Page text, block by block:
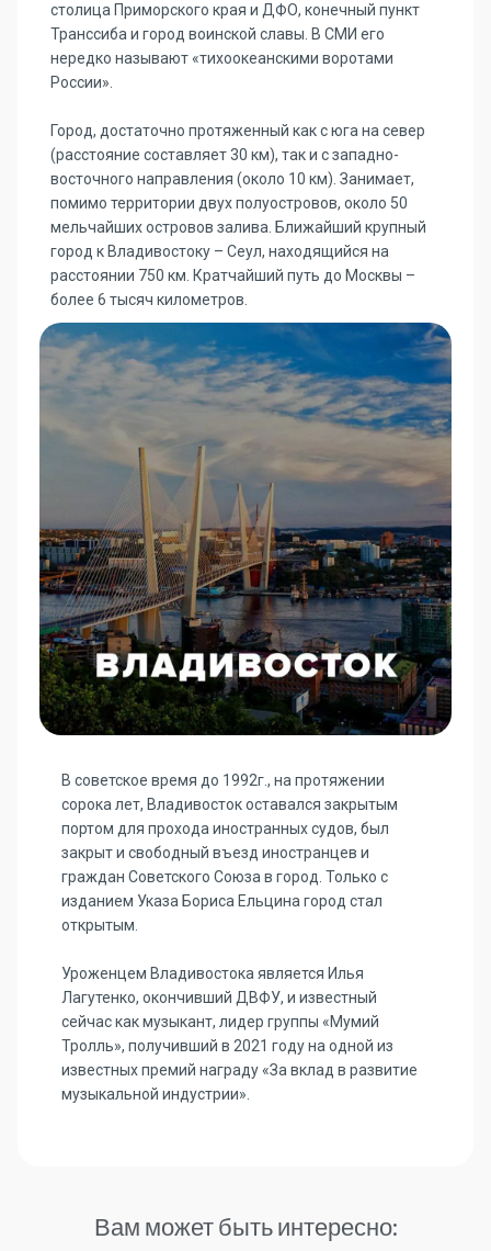
столица Приморского края и ДФО, конечный пункт
Транссиба и город воинской славы. В СМИ его
нередко называют «тихоокеанскими воротами
России».
Город, достаточно протяженный как с юга на север
(расстояние составляет 30 км), так и с западно-
восточного направления (около 10 км). Занимает,
помимо территории двух полуостровов, около 50
мельчайших островов залива. Ближайший крупный
город к Владивостоку – Сеул, находящийся на
расстоянии 750 км. Кратчайший путь до Москвы –
более 6 тысяч километров.
В советское время до 1992г., на протяжении
сорока лет, Владивосток оставался закрытым
портом для прохода иностранных судов, был
закрыт и свободный въезд иностранцев и
граждан Советского Союза в город. Только с
изданием Указа Бориса Ельцина город стал
открытым.
Уроженцем Владивостока является Илья
Лагутенко, окончивший ДВФУ, и известный
сейчас как музыкант, лидер группы «Мумий
Тролль», получивший в 2021 году на одной из
известных премий награду «За вклад в развитие
музыкальной индустрии».
Вам может быть интересно: